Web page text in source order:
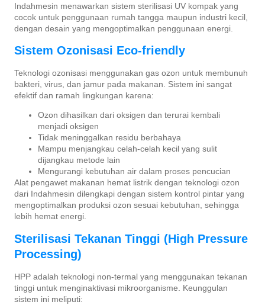
Indahmesin menawarkan sistem sterilisasi UV kompak yang
cocok untuk penggunaan rumah tangga maupun industri kecil,
dengan desain yang mengoptimalkan penggunaan energi.
Sistem Ozonisasi Eco-friendly
Teknologi ozonisasi menggunakan gas ozon untuk membunuh
bakteri, virus, dan jamur pada makanan. Sistem ini sangat
efektif dan ramah lingkungan karena:
Ozon dihasilkan dari oksigen dan terurai kembali
menjadi oksigen
Tidak meninggalkan residu berbahaya
Mampu menjangkau celah-celah kecil yang sulit
dijangkau metode lain
Mengurangi kebutuhan air dalam proses pencucian
Alat pengawet makanan hemat listrik dengan teknologi ozon
dari Indahmesin dilengkapi dengan sistem kontrol pintar yang
mengoptimalkan produksi ozon sesuai kebutuhan, sehingga
lebih hemat energi.
Sterilisasi Tekanan Tinggi (High Pressure
Processing)
HPP adalah teknologi non-termal yang menggunakan tekanan
tinggi untuk menginaktivasi mikroorganisme. Keunggulan
sistem ini meliputi: